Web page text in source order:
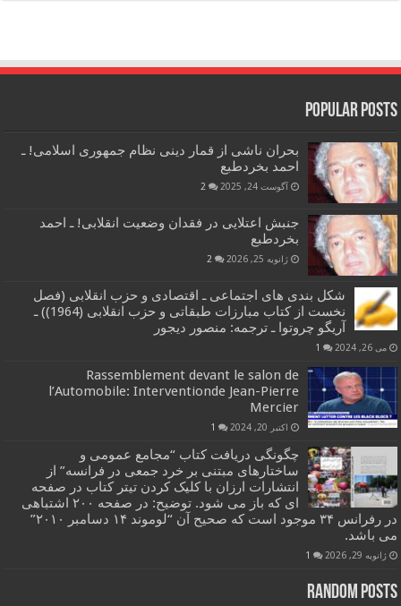
Popular Posts
بحران ناشی از قمار دینی نظام جمهوری اسلامی! ـ
احمد بخردطبع
آگوست 24, 2025 2
جنبش اعتلایی در فقدان وضعیت انقلابی! ـ احمد
بخردطبع
ژانویه 25, 2026 2
شکل بندی های اجتماعی ـ اقتصادی و حزب انقلابی (فصل
نخست از کتاب مبارزات طبقاتی و حزب انقلابی (1964)) ـ
آریگو چروتوا ـ ترجمه: منصور دیجور
می 26, 2024 1
Rassemblement devant le salon de
l’Automobile: Interventionde Jean-Pierre
Mercier
اکتبر 20, 2024 1
چگونگی دریافت کتاب “مجامع عمومی و
ساختارهای مبتنی بر خرد جمعی در فرانسه” از
انتشارات ارزان با کلیک کردن تیتر کتاب در صفحه
ای که باز می شود. توضیح: در صفحه ۲۰۰ اشتباهی
در رفرانس ۳۴ موجود است که صحیح آن “لوموند ۱۴ دسامبر ۲۰۱۰”
می باشد.
ژانویه 29, 2026 1
Random Posts